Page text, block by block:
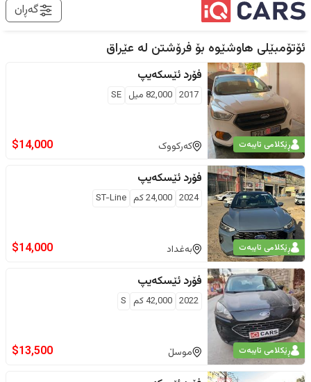
گەڕان
ئۆتۆمبێلی هاوشێوە بۆ فرۆشتن لە عێراق
ڕێکلامی تایبەت
فۆرد ئێسکەیپ
2017
82,000 ميل SE
کەرکووک $14,000
ڕێکلامی تایبەت
فۆرد ئێسکەیپ
2024
24,000كم ST-Line
بەغداد $14,000
ڕێکلامی تایبەت
فۆرد ئێسکەیپ
2022
42,000كم S
موسڵ $13,500